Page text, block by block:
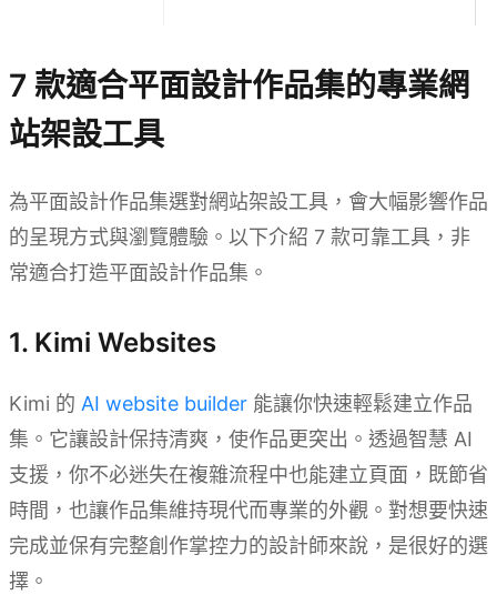
7 款適合平面設計作品集的專業網
站架設工具
為平面設計作品集選對網站架設工具，會大幅影響作品
的呈現方式與瀏覽體驗。以下介紹 7 款可靠工具，非
常適合打造平面設計作品集。
1. Kimi Websites
Kimi 的 AI website builder 能讓你快速輕鬆建立作品
集。它讓設計保持清爽，使作品更突出。透過智慧 AI
支援，你不必迷失在複雜流程中也能建立頁面，既節省
時間，也讓作品集維持現代而專業的外觀。對想要快速
完成並保有完整創作掌控力的設計師來說，是很好的選
擇。